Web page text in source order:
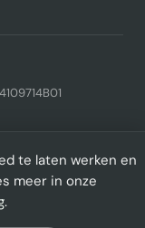
te laten werken en
meer in onze
.